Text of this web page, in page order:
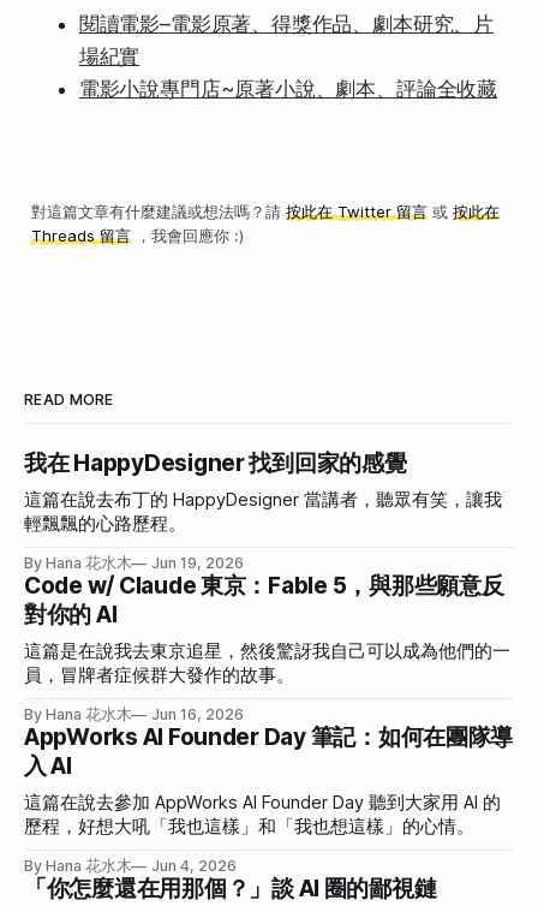
閱讀電影–電影原著、得獎作品、劇本研究、片
場紀實
電影小說專門店~原著小說、劇本、評論全收藏
對這篇文章有什麼建議或想法嗎？請 按此在 Twitter 留言或 按此在
Threads 留言，我會回應你 :)
READ MORE
我在 HappyDesigner 找到回家的感覺
這篇在說去布丁的 HappyDesigner 當講者，聽眾有笑，讓我
輕飄飄的心路歷程。
By Hana 花水木 Jun 19, 2026
Code w/ Claude 東京：Fable 5，與那些願意反
對你的 AI
這篇是在說我去東京追星，然後驚訝我自己可以成為他們的一
員，冒牌者症候群大發作的故事。
By Hana 花水木 Jun 16, 2026
AppWorks AI Founder Day 筆記：如何在團隊導
入 AI
這篇在說去參加 AppWorks AI Founder Day 聽到大家用 AI 的
歷程，好想大吼「我也這樣」和「我也想這樣」的心情。
By Hana 花水木 Jun 4, 2026
「你怎麼還在用那個？」談 AI 圈的鄙視鏈